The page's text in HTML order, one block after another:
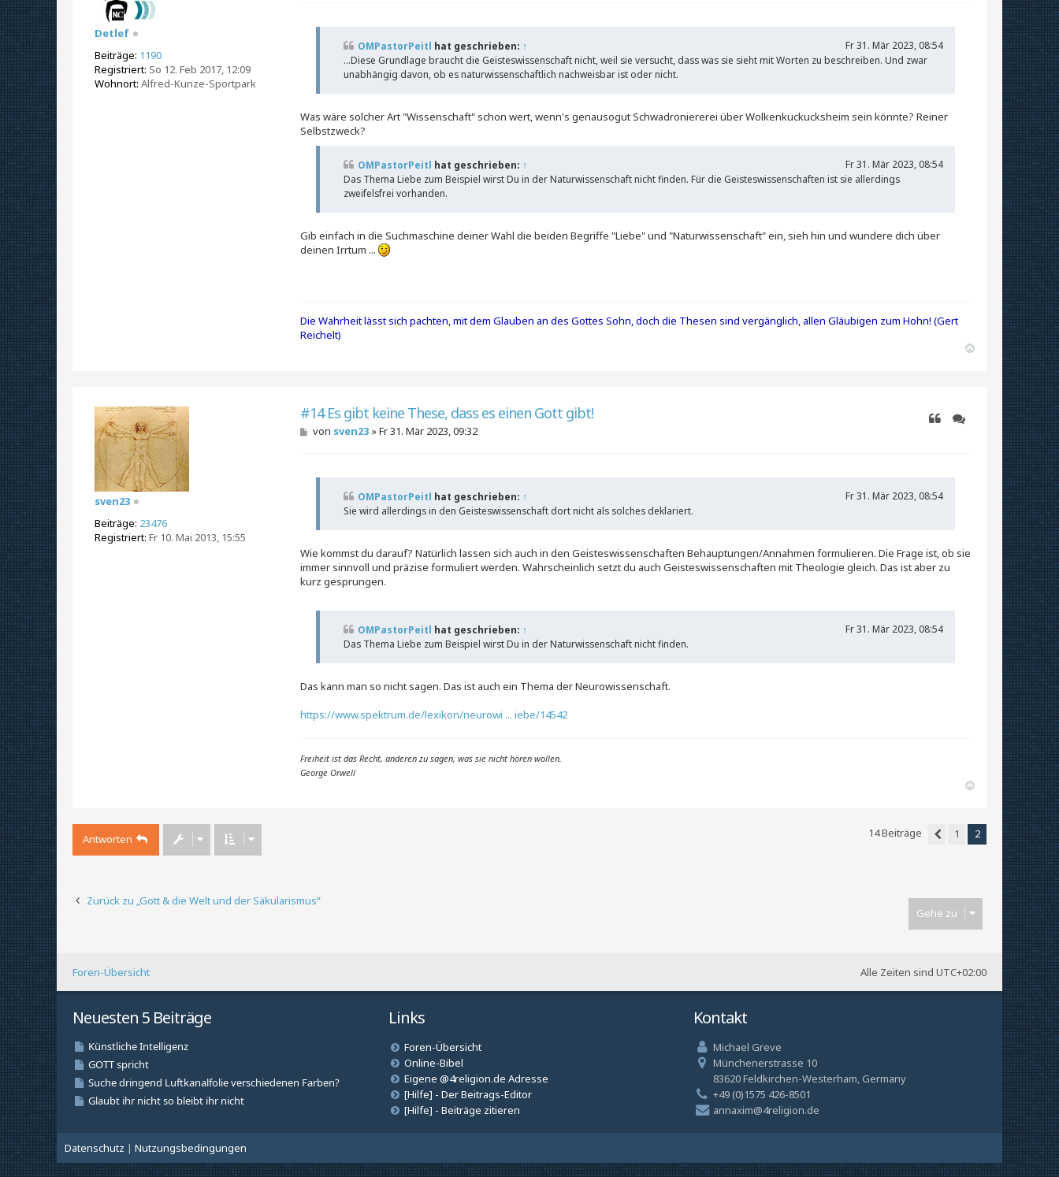
Detlef
Beiträge: 1190
Registriert: So 12. Feb 2017, 12:09
Wohnort: Alfred-Kunze-Sportpark
OMPastorPeitl hat geschrieben: ↑
Fr 31. Mär 2023, 08:54
...Diese Grundlage braucht die Geisteswissenschaft nicht, weil sie versucht, dass was sie sieht mit Worten zu beschreiben. Und zwar
unabhängig davon, ob es naturwissenschaftlich nachweisbar ist oder nicht.
Was wäre solcher Art "Wissenschaft" schon wert, wenn's genausogut Schwadroniererei über Wolkenkuckucksheim sein könnte? Reiner
Selbstzweck?
OMPastorPeitl hat geschrieben: ↑
Fr 31. Mär 2023, 08:54
Das Thema Liebe zum Beispiel wirst Du in der Naturwissenschaft nicht finden. Für die Geisteswissenschaften ist sie allerdings
zweifelsfrei vorhanden.
Gib einfach in die Suchmaschine deiner Wahl die beiden Begriffe "Liebe" und "Naturwissenschaft" ein, sieh hin und wundere dich über
deinen Irrtum ...
Die Wahrheit lässt sich pachten, mit dem Glauben an des Gottes Sohn, doch die Thesen sind vergänglich, allen Gläubigen zum Hohn! (Gert
Reichelt)
sven23
Beiträge: 23476
Registriert: Fr 10. Mai 2013, 15:55
#14 Es gibt keine These, dass es einen Gott gibt!
Bvon sven23»Fr 31. Mär 2023, 09:32
OMPastorPeitl hat geschrieben: ↑
Fr 31. Mär 2023, 08:54
Sie wird allerdings in den Geisteswissenschaft dort nicht als solches deklariert.
Wie kommst du darauf? Natürlich lassen sich auch in den Geisteswissenschaften Behauptungen/Annahmen formulieren. Die Frage ist, ob sie
immer sinnvoll und präzise formuliert werden. Wahrscheinlich setzt du auch Geisteswissenschaften mit Theologie gleich. Das ist aber zu
kurz gesprungen.
OMPastorPeitl hat geschrieben: ↑
Fr 31. Mär 2023, 08:54
Das Thema Liebe zum Beispiel wirst Du in der Naturwissenschaft nicht finden.
Das kann man so nicht sagen. Das ist auch ein Thema der Neurowissenschaft.
https://www.spektrum.de/lexikon/neurowi ... iebe/14542
Freiheit ist das Recht, anderen zu sagen, was sie nicht hören wollen.
George Orwell
h
o
Antworten
14 Beiträge
Vorherige
1 2
Zurück zu „Gott & die Welt und der Säkularismus“
Gehe zu
Alle Zeiten sind UTC+02:00
Foren-Übersicht
Neuesten 5 Beiträge Links
Foren-Übersicht
Online-Bibel
Eigene @4religion.de Adresse
[Hilfe] - Der Beitrags-Editor
[Hilfe] - Beiträge zitieren
Kontakt
Michael Greve
Münchenerstrasse 10
83620 Feldkirchen-Westerham, Germany
+49 (0)1575 426-8501
annaxim@4religion.de
Datenschutz | Nutzungsbedingungen